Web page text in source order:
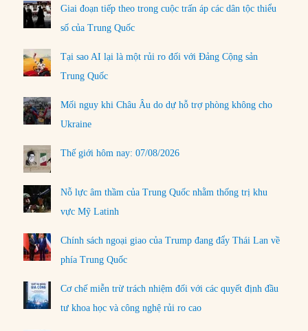
Giai đoạn tiếp theo trong cuộc trấn áp các dân tộc thiểu
số của Trung Quốc
Tại sao AI lại là một rủi ro đối với Đảng Cộng sản
Trung Quốc
Mối nguy khi Châu Âu do dự hỗ trợ phòng không cho
Ukraine
Thế giới hôm nay: 07/08/2026
Nỗ lực âm thầm của Trung Quốc nhằm thống trị khu
vực Mỹ Latinh
Chính sách ngoại giao của Trump đang đẩy Thái Lan về
phía Trung Quốc
Cơ chế miễn trừ trách nhiệm đối với các quyết định đầu
tư khoa học và công nghệ rủi ro cao